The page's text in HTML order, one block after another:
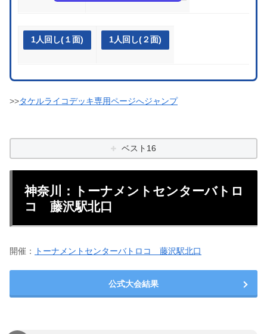
1人回し(１面) 1人回し(２面)
>>タケルライコデッキ専用ページへジャンプ
ベスト16
神奈川：トーナメントセンターバトロ
コ 藤沢駅北口
開催： トーナメントセンターバトロコ 藤沢駅北口
公式大会結果